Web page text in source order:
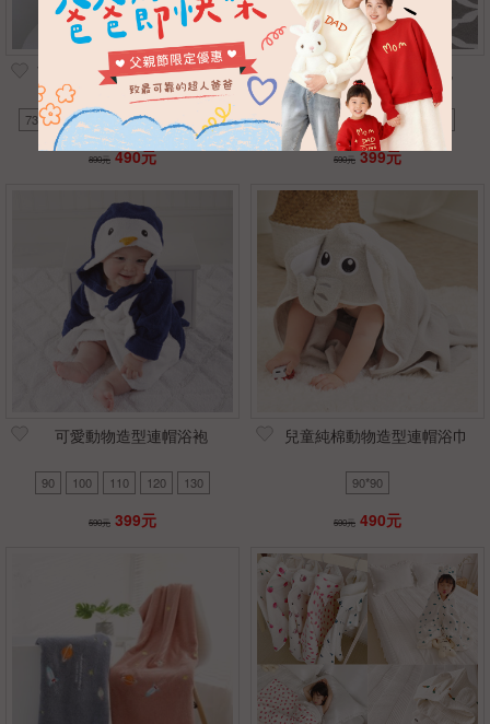
可愛獨角獸連帽浴袍-親子款
73-95cm 95-100cm
110-120cm
120-140cm
媽媽
890元 490元
可愛動物造型連帽浴袍
90 100 110 120
590元 399元
可愛動物造型連帽浴袍
90 100 110 120 130
590元 399元
兒童純棉動物造型連帽浴巾
90*90
590元 490元